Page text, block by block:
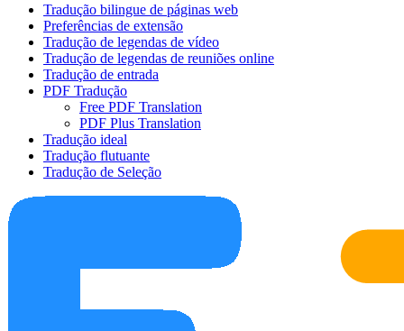
Tradução bilingue de páginas web
Preferências de extensão
Tradução de legendas de vídeo
Tradução de legendas de reuniões online
Tradução de entrada
PDF Tradução
Free PDF Translation
PDF Plus Translation
Tradução ideal
Tradução flutuante
Tradução de Seleção